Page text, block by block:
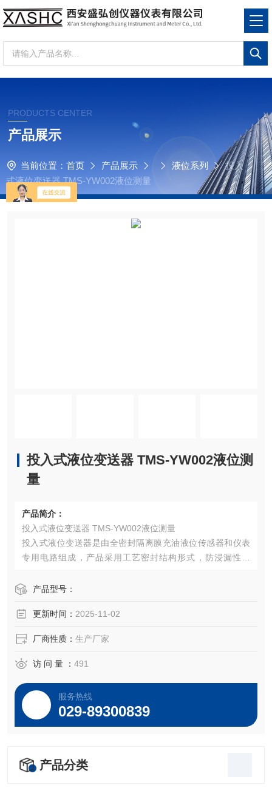
PRODUCTS CENTER
产品展示
当前位置： 首页 产品展示 液位系列
投入
式液位变送器 TMS-YW002液位测量
投入式液位变送器 TMS-YW002液位测
量
产品简介：
投入式液位变送器 TMS-YW002液位测量
投入式液位变送器是由全密封隔离膜充油液位传感器和仪表
专用电路组成，产品采用工艺密封结构形式，防浸漏性能
好、寿命长、安装方便等优点。
产品型号：
更新时间： 2025-11-02
厂商性质： 生产厂家
访 问 量 ： 491
服务热线
029-89300839
产品分类